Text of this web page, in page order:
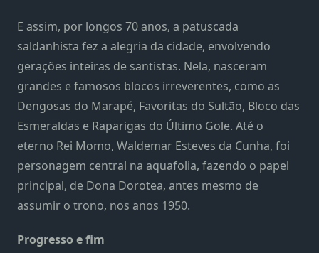
E assim, por longos 70 anos, a patuscada
saldanhista fez a alegria da cidade, envolvendo
gerações inteiras de santistas. Nela, nasceram
grandes e famosos blocos irreverentes, como as
Dengosas do Marapé, Favoritas do Sultão, Bloco das
Esmeraldas e Raparigas do Último Gole. Até o
eterno Rei Momo, Waldemar Esteves da Cunha, foi
personagem central na aquafolia, fazendo o papel
principal, de Dona Dorotea, antes mesmo de
assumir o trono, nos anos 1950.
Progresso e fim